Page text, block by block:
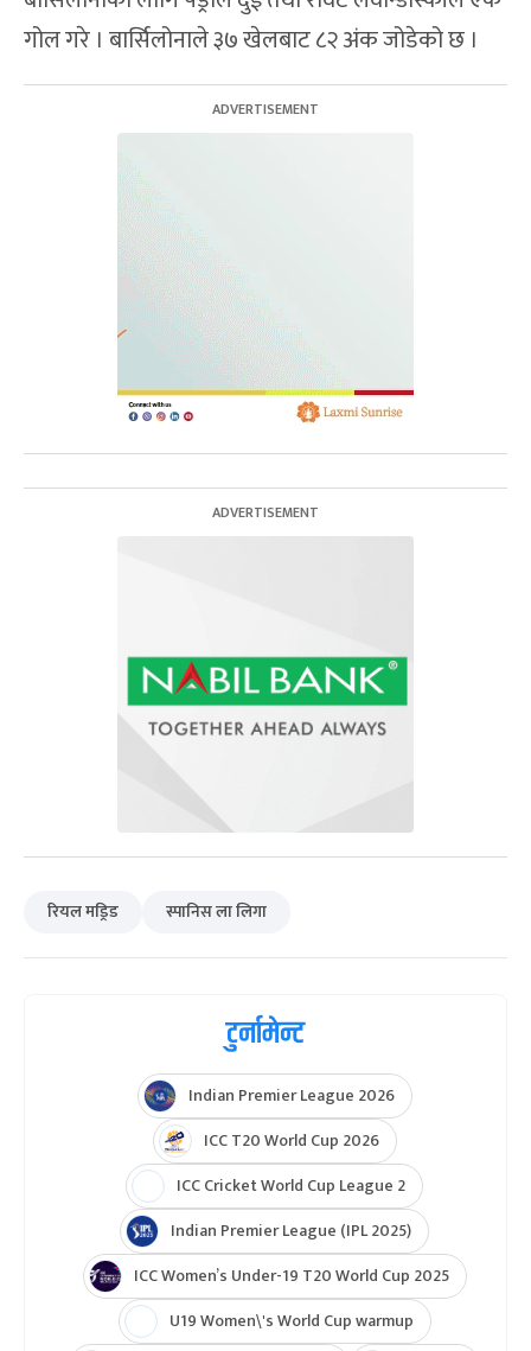
गोल गरे । बार्सिलोनाले ३७ खेलबाट ८२ अंक जोडेको छ ।
रियल मड्रिड स्पानिस ला लिगा
टुर्नामेन्ट
Indian Premier League 2026
ICC T20 World Cup 2026
ICC Cricket World Cup League 2
Indian Premier League (IPL 2025)
ICC Women’s Under-19 T20 World Cup 2025
U19 Women\'s World Cup warmup